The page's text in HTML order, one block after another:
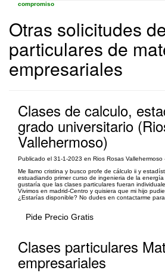
compromiso
Otras solicitudes
particulares de
empresariales
Clases de calculo,
grado universitario
Vallehermoso)
Publicado el 31-1-2023 en Rios Rosas Vallehermoso
Me llamo cristina y busco profe de cálculo ii y
estuadiando primer curso de ingenieria de la
gustaría que las clases particulares fueran
Vivimos en madrid-Centro y quisiera que mi hijo
¿Estarías disponible? No dudes en contactarme
Pide Precio Gratis
Clases particulares
empresariales